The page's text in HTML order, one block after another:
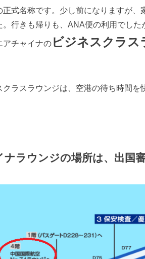
正式名称です。少し前になりますが
。行きも帰りも、ANA便の利用でし
アチャイナの ビジネスクラス
ラスラウンジは、空港の待ち時間を
ナラウンジの場所は、出国